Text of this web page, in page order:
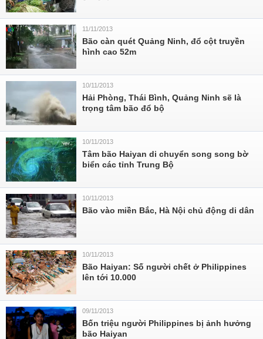
11/11/2013
Bão càn quét Quảng Ninh, đổ cột truyền
hình cao 52m
10/11/2013
Hải Phòng, Thái Bình, Quảng Ninh sẽ là
trọng tâm bão đổ bộ
10/11/2013
Tâm bão Haiyan di chuyển song song bờ
biển các tỉnh Trung Bộ
10/11/2013
Bão vào miền Bắc, Hà Nội chủ động di dân
10/11/2013
Bão Haiyan: Số người chết ở Philippines
lên tới 10.000
09/11/2013
Bốn triệu người Philippines bị ảnh hưởng
bão Haiyan